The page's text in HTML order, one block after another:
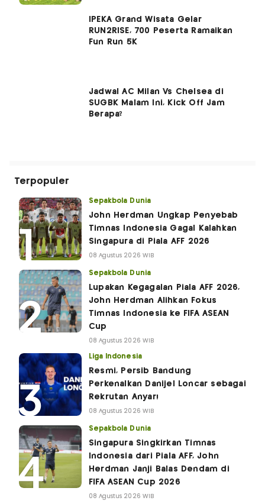
IPEKA Grand Wisata Gelar
RUN2RISE, 700 Peserta Ramaikan
Fun Run 5K
Jadwal AC Milan Vs Chelsea di
SUGBK Malam Ini, Kick Off Jam
Berapa?
Terpopuler
Sepakbola Dunia
John Herdman Ungkap Penyebab
Timnas Indonesia Gagal Kalahkan
Singapura di Piala AFF 2026
08 Agustus 2026 WIB
Sepakbola Dunia
Lupakan Kegagalan Piala AFF 2026,
John Herdman Alihkan Fokus
Timnas Indonesia ke FIFA ASEAN
Cup
08 Agustus 2026 WIB
Liga Indonesia
Resmi, Persib Bandung
Perkenalkan Danijel Loncar sebagai
Rekrutan Anyar!
08 Agustus 2026 WIB
Sepakbola Dunia
Singapura Singkirkan Timnas
Indonesia dari Piala AFF, John
Herdman Janji Balas Dendam di
FIFA ASEAN Cup 2026
08 Agustus 2026 WIB